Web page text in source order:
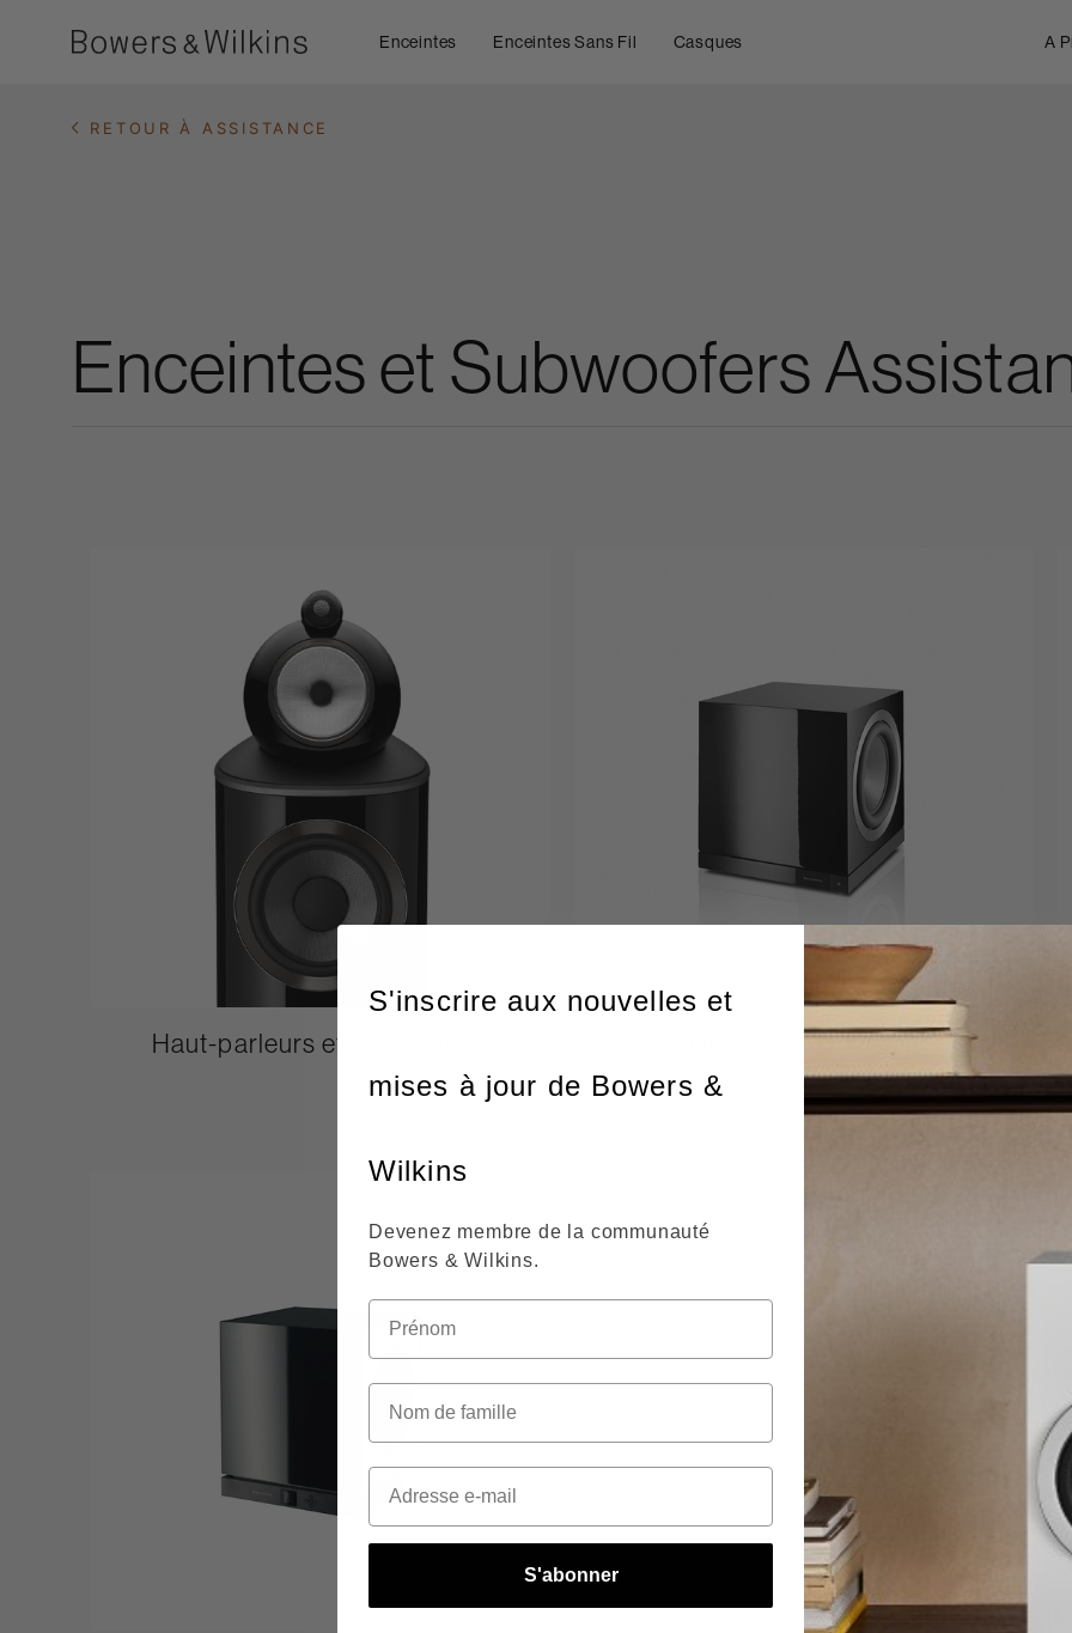
Enceintes Enceintes Sans Fil Casques A
RETOUR À ASSISTANCE
Enceintes et Subwoofers
Haut-parleurs et subwoofers DB1D, DB2D, DB3D
S'inscrire aux nouvelles et
mises à jour de Bowers &
Wilkins
Devenez membre de la communauté
Bowers & Wilkins.
S'abonner